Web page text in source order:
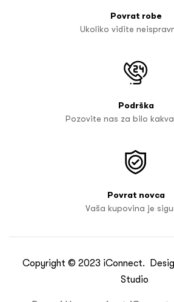
Povrat robe
Ukoliko vidite
Podrška
Pozovite nas za bilo
Povrat novca
Vaša kupovina je
Copyright © 2023 iConnect.
Studio